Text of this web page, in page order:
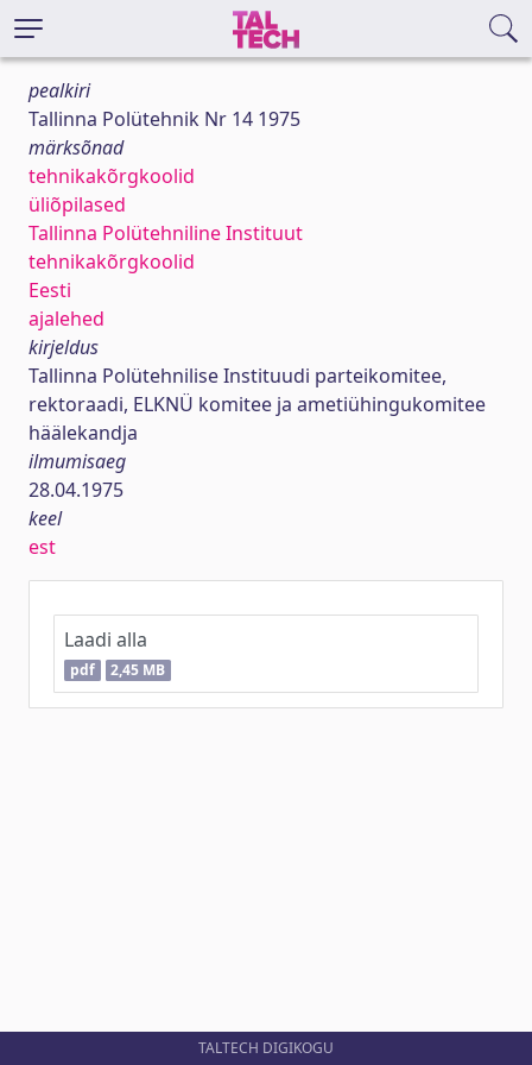
pealkiri
Tallinna Polütehnik Nr 14 1975
märksõnad
tehnikakõrgkoolid
üliõpilased
Tallinna Polütehniline Instituut
tehnikakõrgkoolid
Eesti
ajalehed
kirjeldus
Tallinna Polütehnilise Instituudi parteikomitee,
rektoraadi, ELKNÜ komitee ja ametiühingukomitee
häälekandja
ilmumisaeg
28.04.1975
keel
est
Laadi alla
pdf 2,45 MB
TALTECH DIGIKOGU